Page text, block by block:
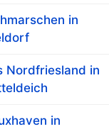
in
Nordfriesland in
in